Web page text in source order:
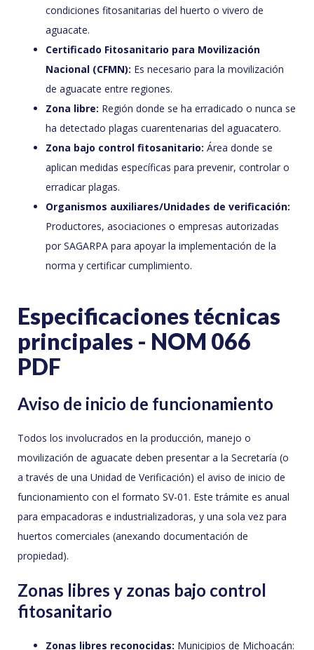
condiciones fitosanitarias del huerto o vivero de
aguacate.
Certificado Fitosanitario para Movilización
Nacional (CFMN): Es necesario para la movilización
de aguacate entre regiones.
Zona libre: Región donde se ha erradicado o nunca se
ha detectado plagas cuarentenarias del aguacatero.
Zona bajo control fitosanitario: Área donde se
aplican medidas específicas para prevenir, controlar o
erradicar plagas.
Organismos auxiliares/Unidades de verificación:
Productores, asociaciones o empresas autorizadas
por SAGARPA para apoyar la implementación de la
norma y certificar cumplimiento.
Especificaciones técnicas
principales - NOM 066
PDF
Aviso de inicio de funcionamiento
Todos los involucrados en la producción, manejo o
movilización de aguacate deben presentar a la Secretaría (o
a través de una Unidad de Verificación) el aviso de inicio de
funcionamiento con el formato SV-01. Este trámite es anual
para empacadoras e industrializadoras, y una sola vez para
huertos comerciales (anexando documentación de
propiedad).
Zonas libres y zonas bajo control
fitosanitario
Zonas libres reconocidas: Municipios de Michoacán: